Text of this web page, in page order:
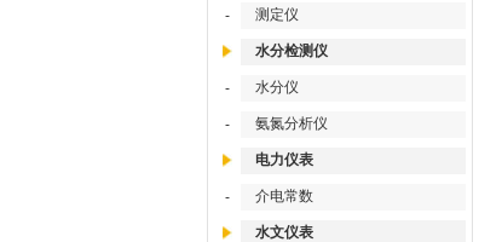
- 测定仪
水分检测仪
- 水分仪
- 氨氮分析仪
电力仪表
- 介电常数
水文仪表